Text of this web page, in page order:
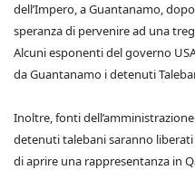
dell’Impero, a Guantanamo,
speranza di pervenire ad una
Alcuni esponenti del governo
da Guantanamo i detenuti
Inoltre, fonti
detenuti talebani saranno
di aprire una rappresentanza in